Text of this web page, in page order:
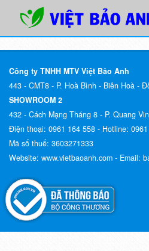
Công ty TNHH MTV Việt Bảo Anh
443 - CMT8 - P. Hoà Bình - Biên Hoà -
SHOWROOM 2
432 - Cách Mạng Tháng 8 - P. Quang
Điện thoại: 0961 164 558 - Hotline:
Mã số thuế: 3603271333
Website: www.vietbaoanh.com - Email: